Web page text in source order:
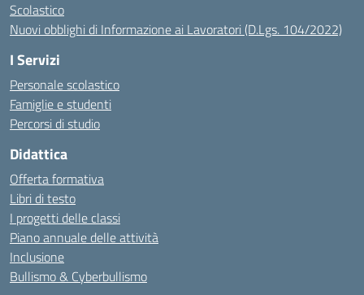
Scolastico
Nuovi obblighi di Informazione ai Lavoratori (D.Lgs. 104/2022)
I Servizi
Personale scolastico
Famiglie e studenti
Percorsi di studio
Didattica
Offerta formativa
Libri di testo
I progetti delle classi
Piano annuale delle attività
Inclusione
Bullismo & Cyberbullismo